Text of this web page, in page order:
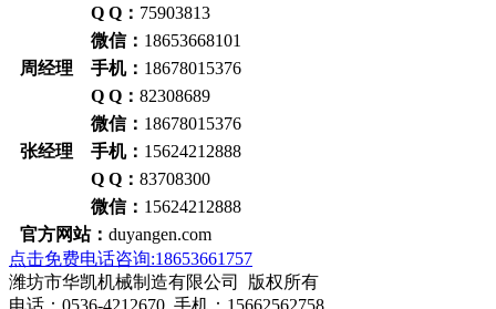
Q Q： 75903813
微信： 18653668101
周经理 手机： 18678015376
Q Q： 82308689
微信： 18678015376
张经理 手机： 15624212888
Q Q： 83708300
微信： 15624212888
官方网站： duyangen.com
点击免费电话咨询:18653661757
潍坊市华凯机械制造有限公司 版权所有